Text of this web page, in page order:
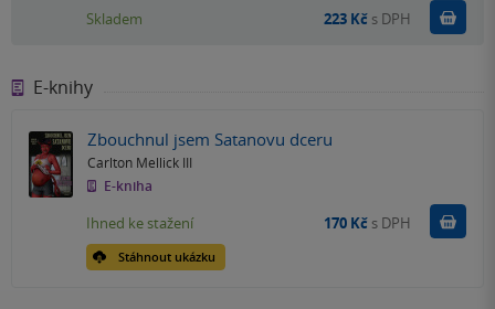
Skladem 223 Kč s DPH
E-knihy
Zbouchnul jsem Satanovu dceru
Carlton Mellick III
E-kniha
Stáhnout ukázku
Ihned ke stažení 170 Kč s DPH Koupit